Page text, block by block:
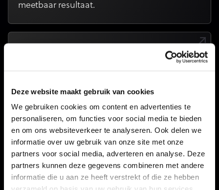
Deze website maakt gebruik van cookies
We gebruiken cookies om content en advertenties te
personaliseren, om functies voor social media te bieden
en om ons websiteverkeer te analyseren. Ook delen we
informatie over uw gebruik van onze site met onze
partners voor social media, adverteren en analyse. Deze
partners kunnen deze gegevens combineren met andere
informatie die u aan ze heeft verstrekt of die ze hebben
meetbaar resultaat.
Bereik mensen op het moment dat ze actief
zoeken naar jouw product of dienst via een
systeem dat kliks omzet in leads.
Dashboards
We koppelen al je kanalen aan één
overzichtelijk dashboard zodat je in één
oogopslag ziet waar je budget rendeert.